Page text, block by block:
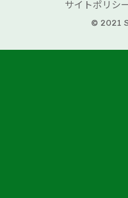
サイトポリシ
© 2021